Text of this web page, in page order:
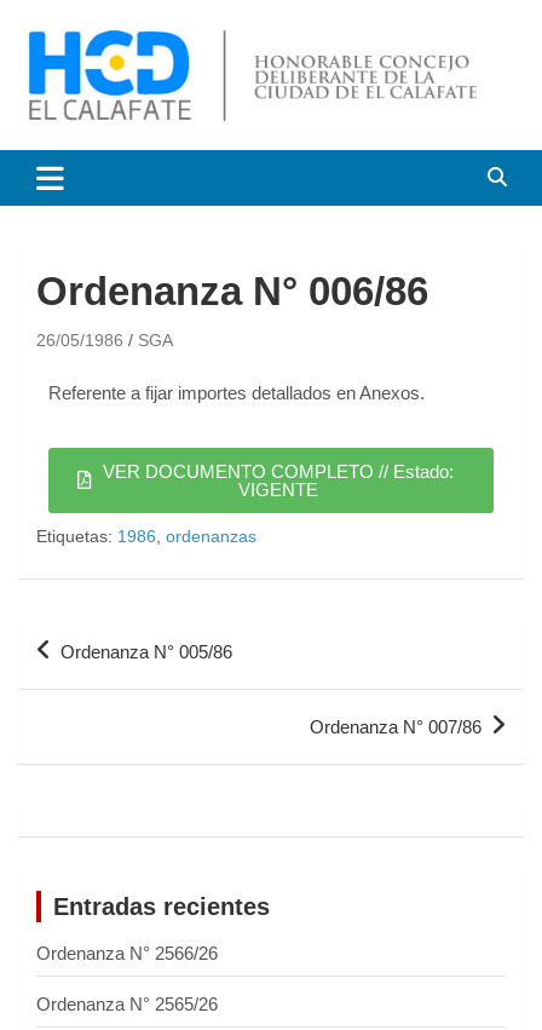
Honorable Concejo
Deliberante de El Calafate
Ordenanza N° 006/86
26/05/1986 SGA
Referente a fijar importes detallados en Anexos.
VER DOCUMENTO COMPLETO // Estado:
VIGENTE
Etiquetas: 1986 ordenanzas
Ordenanza N° 005/86
Ordenanza N° 007/86
Entradas recientes
Ordenanza N° 2566/26
Ordenanza N° 2565/26